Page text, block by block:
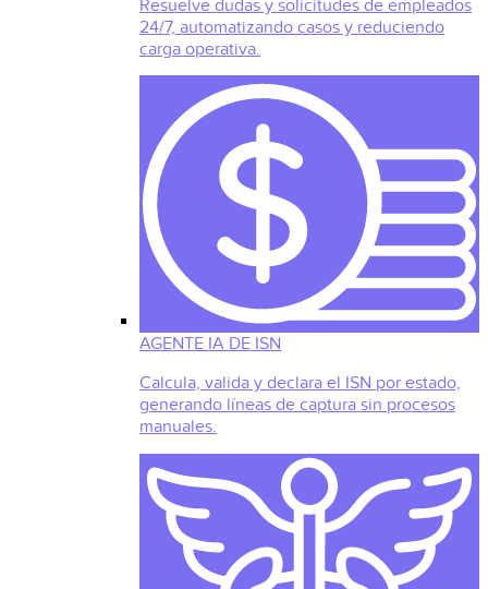
Resuelve dudas y solicitudes de empleados
24/7, automatizando casos y reduciendo
carga operativa.
AGENTE IA DE ISN
Calcula, valida y declara el ISN por estado,
generando líneas de captura sin procesos
manuales.